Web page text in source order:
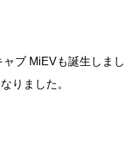
ャブ MiEVも誕生しまし
りました。